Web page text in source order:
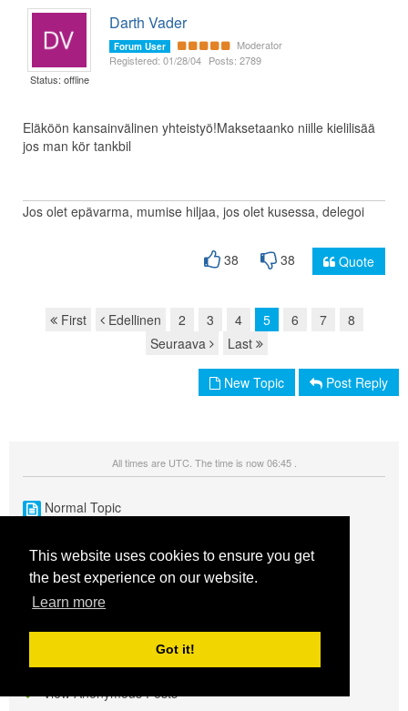
This website uses cookies to ensure you get
the best experience on our website.
Learn more
Got it!
Status: offline
Darth Vader
Forum User
Moderator
Registered: 01/28/04 Posts: 2789
Eläköön kansainvälinen yhteistyö!Maksetaanko niille kielilisää
jos man kör tankbil
Jos olet epävarma, mumise hiljaa, jos olet kusessa, delegoi
38 38 Quote
Page navigation
First Edellinen 2 3 4 5 6 7
8
Seuraava
Last
New Topic Post Reply
All times are UTC. The time is now 06:45 .
Normal Topic
Locked Topic
New Post
Sticky Topic W/ New Post
Locked Topic W/ New Post
View Anonymous Posts